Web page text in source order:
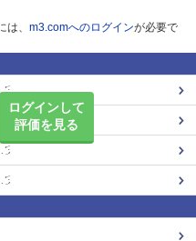
、 m3.comへのログインが必要で
ログインして
評価を見る